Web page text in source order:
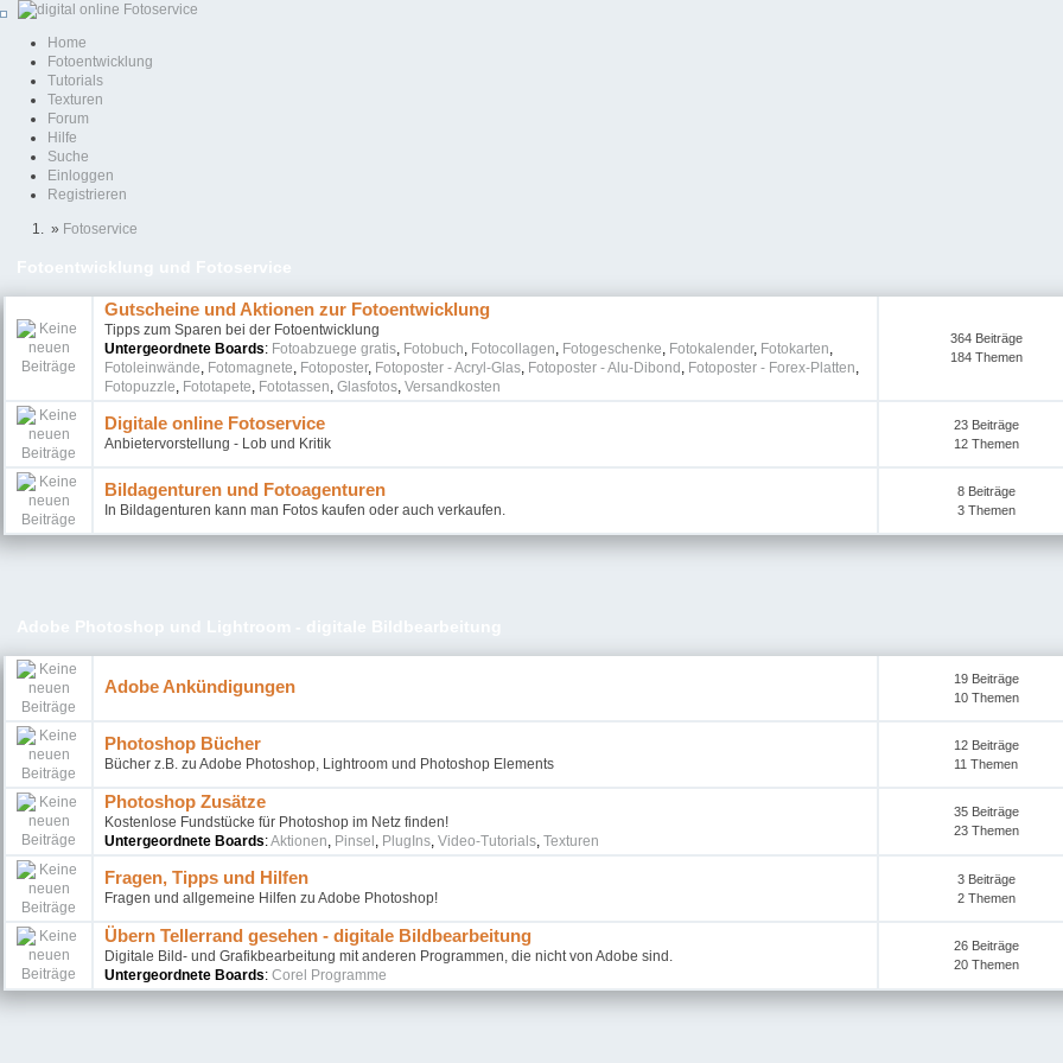
Home
Fotoentwicklung
Tutorials
Texturen
Forum
Hilfe
Suche
Einloggen
Registrieren
» Fotoservice
Gutscheine und Aktionen zur Fotoentwicklung
Tipps zum Sparen bei der Fotoentwicklung
Untergeordnete Boards: Fotoabzuege gratis, Fotobuch, Fotocollagen, Fotogeschenke, Fotokalender, Fotokarten,
Fotoleinwände, Fotomagnete, Fotoposter, Fotoposter - Acryl-Glas, Fotoposter - Alu-Dibond , Fotoposter - Forex-Platten,
Fotopuzzle, Fototapete, Fototassen, Glasfotos, Versandkosten
364 Beiträge
184 Themen
Digitale online Fotoservice
Anbietervorstellung - Lob und Kritik
23 Beiträge
12 Themen
Bildagenturen und Fotoagenturen
In Bildagenturen kann man Fotos kaufen oder auch verkaufen.
8 Beiträge
3 Themen
Adobe Ankündigungen
19 Beiträge
10 Themen
Photoshop Bücher
Bücher z.B. zu Adobe Photoshop, Lightroom und Photoshop Elements
12 Beiträge
11 Themen
Photoshop Zusätze
Kostenlose Fundstücke für Photoshop im Netz finden!
Untergeordnete Boards:Aktionen, Pinsel , PlugIns, Video-Tutorials, Texturen
35 Beiträge
23 Themen
Fragen, Tipps und Hilfen
Fragen und allgemeine Hilfen zu Adobe Photoshop!
3 Beiträge
2 Themen
Übern Tellerrand gesehen - digitale Bildbearbeitung
Digitale Bild- und Grafikbearbeitung mit anderen Programmen, die nicht von Adobe sind.
Untergeordnete Boards: Corel Programme
26 Beiträge
20 Themen